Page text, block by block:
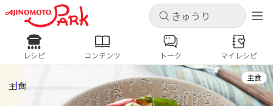
キャンセル
ログインするとレシピを保存できます
ログイン 新規登録
キャンセル
レシピ コンテンツ
レシピ コンテンツ トーク マイレシピ
主食
主食